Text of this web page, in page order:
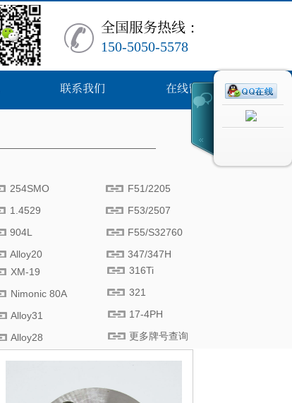
全国服务热线 ：
150-5050-5578
联系我们 在线留言
1.4529
254SMO
Alloy20
904L
Nimonic 80A
XM-19
Alloy28
Alloy31
F53/2507
F51/2205
347/347H
F55/S32760
321
316Ti
更多牌号查询
17-4PH